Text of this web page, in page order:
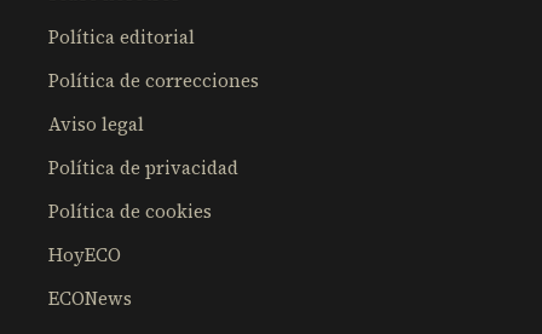
Política editorial
Política de correcciones
Aviso legal
Política de privacidad
Política de cookies
HoyECO
ECONews